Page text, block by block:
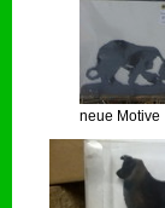
neue Motive